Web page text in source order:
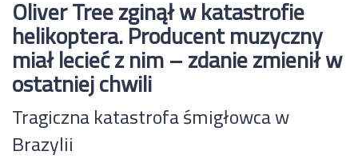
Oliver Tree zginął w katastrofie
helikoptera. Producent muzyczny
miał lecieć z nim – zdanie zmienił w
ostatniej chwili
Tragiczna katastrofa śmigłowca w
Brazylii